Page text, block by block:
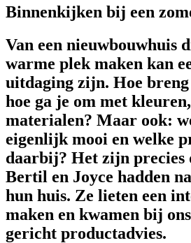
Binnenkijken bij een
Van een nieuwbouwhuis
warme plek maken kan
uitdaging zijn. Hoe breng
hoe ga je om met
materialen? Maar ook:
eigenlijk mooi en welke
daarbij? Het zijn precies
Bertil en Joyce hadden
hun huis. Ze lieten een
maken en kwamen bij
gericht productadvies.